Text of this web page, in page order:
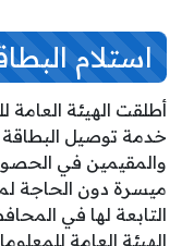
استلام
أطلقت الهيئة العامة
خدمة توصيل
والمقيمين في
ميسرة دون الحاجة
التابعة لها في
الهيئة العامة